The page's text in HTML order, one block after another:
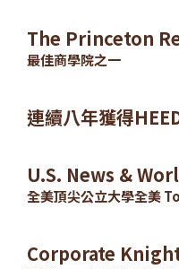
The Princeton
最佳商學院之一
連續八年獲得
U.S. News &
全美頂尖公立大學全美
Corporate